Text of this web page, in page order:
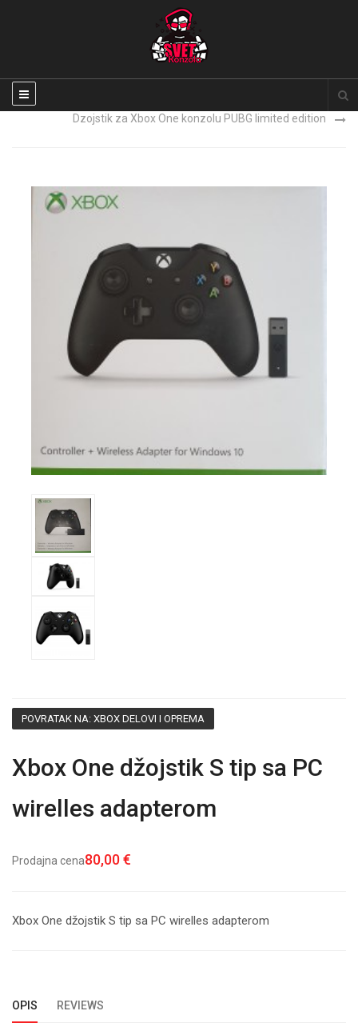
Xbox Series X NOVO
Dzojstik za Xbox One konzolu PUBG limited edition
POVRATAK NA: XBOX DELOVI I OPREMA
Xbox One džojstik S tip sa PC
wirelles adapterom
Prodajna cena80,00 €
Xbox One džojstik S tip sa PC wirelles adapterom
OPIS REVIEWS